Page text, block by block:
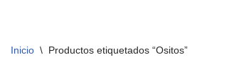
Inicio \ Productos etiquetados “Ositos”